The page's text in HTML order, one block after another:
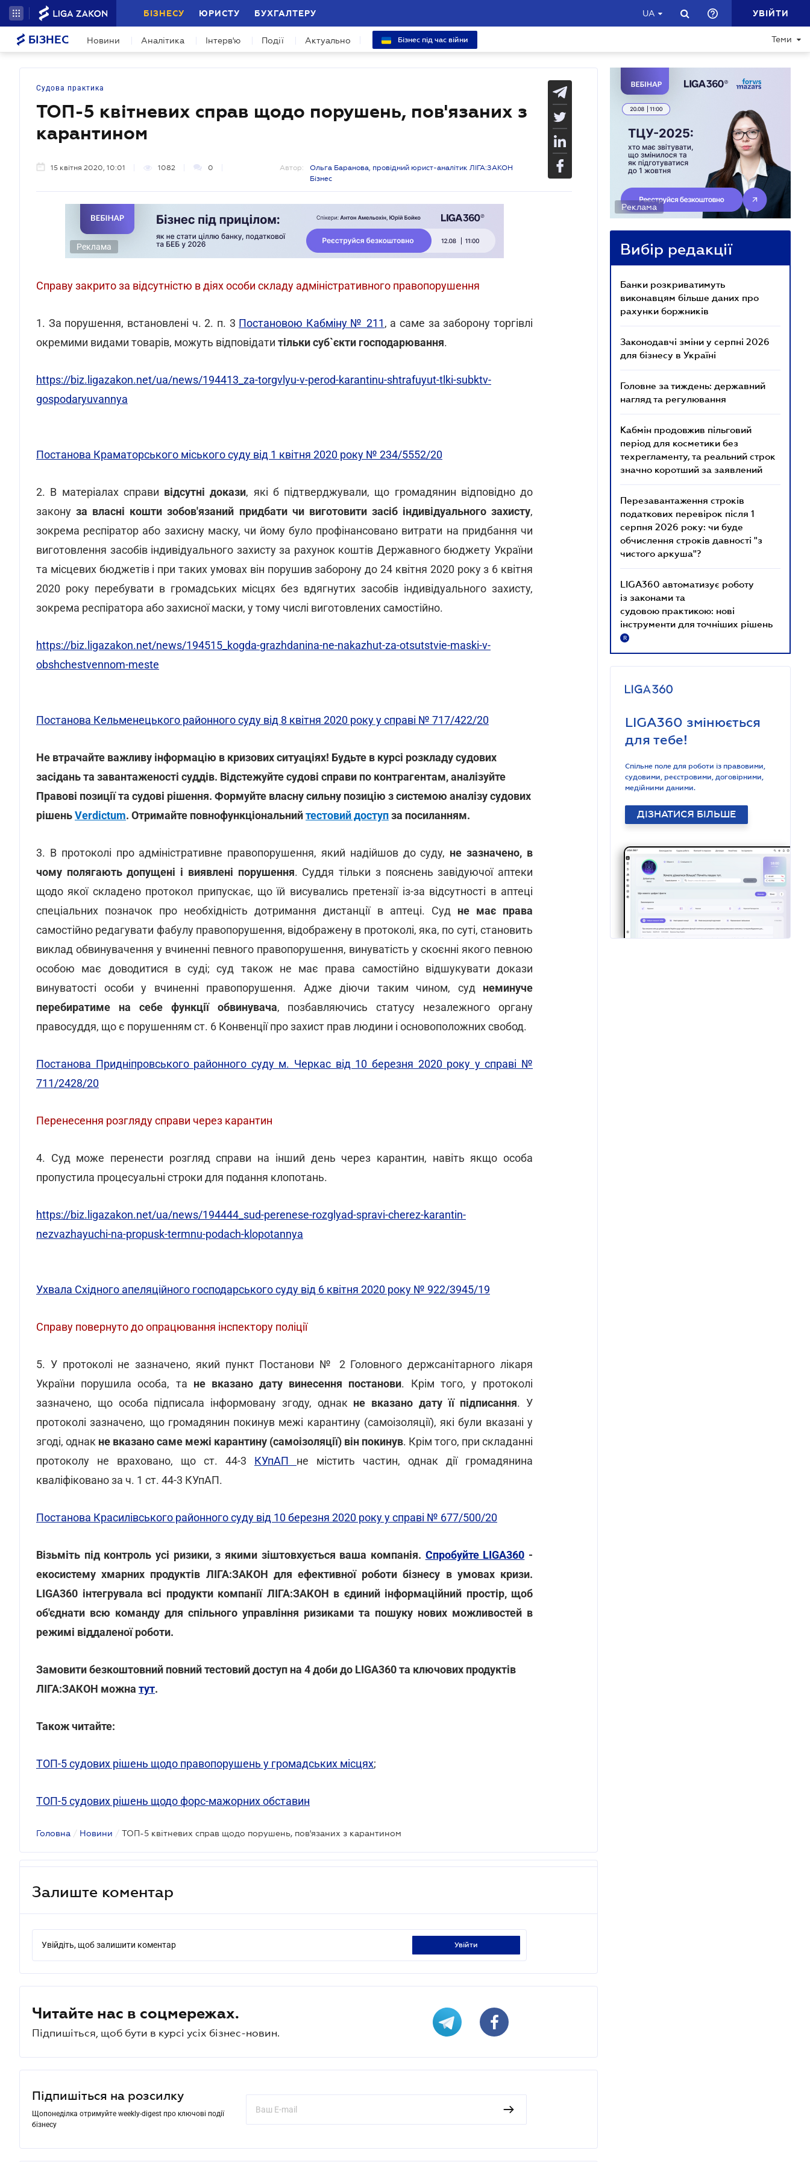
БІЗНЕСУ ЮРИСТУ БУХГАЛТЕРУ UA УВІЙТИ
БІЗНЕС Новини Аналітика Інтерв'ю Події Актуально Бізнес під час війни Теми
Судова практика
ТОП-5 квітневих справ щодо порушень, пов'язаних з
карантином
15 квітня 2020, 10:01 1082 0 Автор:
Ольга Баранова, провідний юрист-аналітик ЛІГА:ЗАКОН
Бізнес
Реклама
Справу закрито за відсутністю в діях особи складу адміністративного правопорушення
1. За порушення, встановлені ч. 2. п. 3 Постановою Кабміну № 211, а саме за заборону торгівлі
окремими видами товарів, можуть відповідати тільки суб`єкти господарювання.
https://biz.ligazakon.net/ua/news/194413_za-torgvlyu-v-perod-karantinu-shtrafuyut-tlki-subktv-
gospodaryuvannya
Постанова Краматорського міського суду від 1 квітня 2020 року № 234/5552/20
2. В матеріалах справи відсутні докази, які б підтверджували, що громадянин відповідно до
законуза власні кошти зобов'язаний придбати чи виготовити засіб індивідуального захисту,
зокрема респіратор або захисну маску, чи йому було профінансовано витрати на придбання чи
виготовлення засобів індивідуального захисту за рахунок коштів Державного бюджету України
та місцевих бюджетів і при таких умовах він порушив заборону до 24 квітня 2020 року з 6 квітня
2020 року перебувати в громадських місцях без вдягнутих засобів індивідуального захисту,
зокрема респіратора або захисної маски, у тому числі виготовлених самостійно.
https://biz.ligazakon.net/news/194515_kogda-grazhdanina-ne-nakazhut-za-otsutstvie-maski-v-
obshchestvennom-meste
Постанова Кельменецького районного суду від 8 квітня 2020 року у справі № 717/422/20
Не втрачайте важливу інформацію в кризових ситуаціях! Будьте в курсі розкладу судових
засідань та завантаженості суддів. Відстежуйте судові справи по контрагентам, аналізуйте
Правові позиції та судові рішення. Формуйте власну сильну позицію з системою аналізу судових
рішеньVerdictum. Отримайте повнофункціональнийтестовий доступза посиланням.
3. В протоколі про адміністративне правопорушення, який надійшов до суду, не зазначено, в
чому полягають допущені і виявлені порушення. Суддя тільки з пояснень завідуючої аптеки
щодо якої складено протокол припускає, що їй висувались претензії із-за відсутності в аптеці
спеціальних позначок про необхідність дотримання дистанції в аптеці. Суд не має права
самостійно редагувати фабулу правопорушення, відображену в протоколі, яка, по суті, становить
виклад обвинувачення у вчиненні певного правопорушення, винуватість у скоєнні якого певною
особою має доводитися в суді; суд також не має права самостійно відшукувати докази
винуватості особи у вчиненні правопорушення. Адже діючи таким чином, суд неминуче
перебиратиме на себе функції обвинувача, позбавляючись статусу незалежного органу
правосуддя, що є порушенням ст. 6 Конвенції про захист прав людини і основоположних свобод.
Постанова Придніпровського районного суду м. Черкас від 10 березня 2020 року у справі №
711/2428/20
Перенесення розгляду справи через карантин
4. Суд може перенести розгляд справи на інший день через карантин, навіть якщо особа
пропустила процесуальні строки для подання клопотань.
https://biz.ligazakon.net/ua/news/194444_sud-perenese-rozglyad-spravi-cherez-karantin-
nezvazhayuchi-na-propusk-termnu-podach-klopotannya
Ухвала Східного апеляційного господарського суду від 6 квітня 2020 року № 922/3945/19
Справу повернуто до опрацювання інспектору поліції
5. У протоколі не зазначено, який пункт Постанови № 2 Головного держсанітарного лікаря
України порушила особа, та не вказано дату винесення постанови. Крім того, у протоколі
зазначено, що особа підписала інформовану згоду, однак не вказано дату її підписання. У
протоколі зазначено, що громадянин покинув межі карантину (самоізоляції), які були вказані у
згоді, однак не вказано саме межі карантину (самоізоляції) він покинув. Крім того, при складанні
протоколу не враховано, що ст. 44-3 КУпАП не містить частин, однак дії громадянина
кваліфіковано за ч. 1 ст. 44-3 КУпАП.
Постанова Красилівського районного суду від 10 березня 2020 року у справі № 677/500/20
Візьміть під контроль усі ризики, з якими зіштовхується ваша компанія. Спробуйте LIGA360 -
екосистему хмарних продуктів ЛІГА:ЗАКОН для ефективної роботи бізнесу в умовах кризи.
LIGA360 інтегрувала всі продукти компанії ЛІГА:ЗАКОН в єдиний інформаційний простір, щоб
об'єднати всю команду для спільного управління ризиками та пошуку нових можливостей в
режимі віддаленої роботи.
Замовити безкоштовний повний тестовий доступ на 4 доби до LIGA360 та ключових продуктів
ЛІГА:ЗАКОН можна тут.
Також читайте:
ТОП-5 судових рішень щодо правопорушень у громадських місцях;
ТОП-5 судових рішень щодо форс-мажорних обставин
Головна / Новини / ТОП-5 квітневих справ щодо порушень, пов'язаних з карантином
Залиште коментар
Увійдіть, щоб залишити коментар увійти
Читайте нас в соцмережах.
Підпишіться, щоб бути в курсі усіх бізнес-новин.
Підпишіться на розсилку
Щопонеділка отримуйте weekly-digest про ключові події
бізнесу
Реклама
Вибір редакції
Банки розкриватимуть
виконавцям більше даних про
рахунки боржників
Законодавчі зміни у серпні 2026
для бізнесу в Україні
Головне за тиждень: державний
нагляд та регулювання
Кабмін продовжив пільговий
період для косметики без
техрегламенту, та реальний строк
значно коротший за заявлений
Перезавантаження строків
податкових перевірок після 1
серпня 2026 року: чи буде
обчислення строків давності "з
чистого аркуша"?
LIGA360 автоматизує роботу
із законами та
судовою практикою: нові
інструменти для точніших рішень
R
LIGA360 змінюється
для тебе!
Спільне поле для роботи із правовими,
судовими, реєстровими, договірними,
медійними даними.
ДІЗНАТИСЯ БІЛЬШЕ